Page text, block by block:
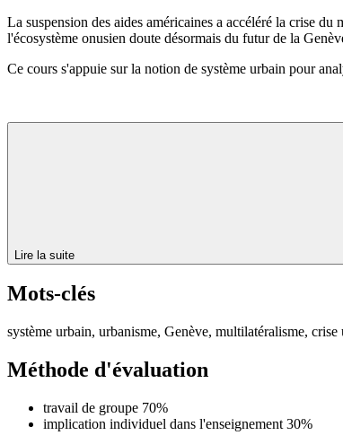
La suspension des aides américaines a accéléré la crise
l'écosystème onusien doute désormais du futur de la
Ce cours s'appuie sur la notion de système urbain pour
Lire la suite
Mots-clés
système urbain, urbanisme, Genève, multilatéralisme, crise
Méthode d'évaluation
travail de groupe 70%
implication individuel dans l'enseignement 30%